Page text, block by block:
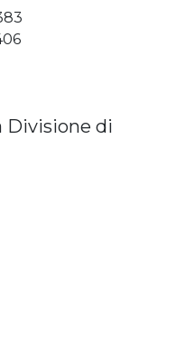
Divisione di